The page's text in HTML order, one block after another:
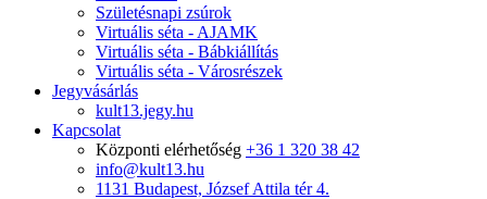
Születésnapi zsúrok
Virtuális séta - AJAMK
Virtuális séta - Bábkiállítás
Virtuális séta - Városrészek
Jegyvásárlás
kult13.jegy.hu
Kapcsolat
Központi elérhetőség +36 1 320 38 42
info@kult13.hu
1131 Budapest, József Attila tér 4.